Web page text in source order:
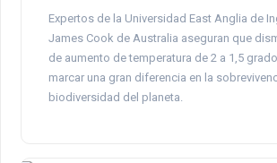
Expertos de la Universidad East Anglia de
James Cook de Australia aseguran que
de aumento de temperatura de 2 a 1,5
marcar una gran diferencia en la
biodiversidad del planeta.